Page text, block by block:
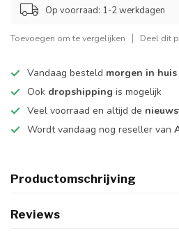
Op voorraad: 1-2 werkdagen
Toevoegen om te vergelijken Deel dit
Vandaag besteld morgen in huis
Ook dropshipping is mogelijk
Veel voorraad en altijd de
Wordt vandaag nog reseller van
Productomschrijving
Reviews